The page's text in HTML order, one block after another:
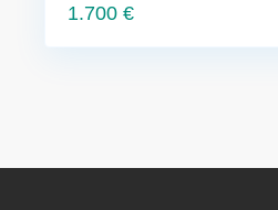
1.700 €